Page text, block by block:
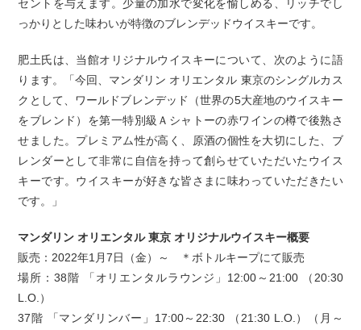
セントを与えます。少量の加水で変化を愉しめる、リッチでし
っかりとした味わいが特徴のブレンデッドウイスキーです。
肥土氏は、当館オリジナルウイスキーについて、次のように語
ります。「今回、マンダリン オリエンタル 東京のシングルカス
クとして、ワールドブレンデッド（世界の5大産地のウイスキー
をブレンド）を第一特別級Ａシャトーの赤ワインの樽で後熟さ
せました。プレミアム性が高く、原酒の個性を大切にした、ブ
レンダーとして非常に自信を持って創らせていただいたウイス
キーです。ウイスキーが好きな皆さまに味わっていただきたい
です。」
マンダリン オリエンタル 東京 オリジナルウイスキー概要
販売：2022年1月7日（金）～ ＊ボトルキープにて販売
場所：38階 「オリエンタルラウンジ」12:00～21:00 （20:30
L.O.）
37階 「マンダリンバー」17:00～22:30 （21:30 L.O.）（月～